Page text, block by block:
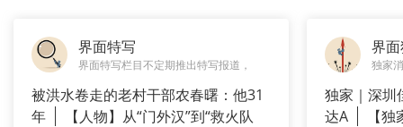
界面特写
界面特写栏目不定期推出特写报道，
被洪水卷走的老村干部农春曙：他31
年
【人物】从“门外汉”到“救火队
界
独家
独家｜深圳
达A
【